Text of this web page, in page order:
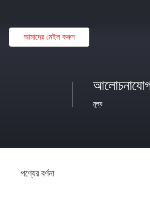
আমাদের মেইল ​​করুন
মূল্য
পণ্যের বর্ণনা